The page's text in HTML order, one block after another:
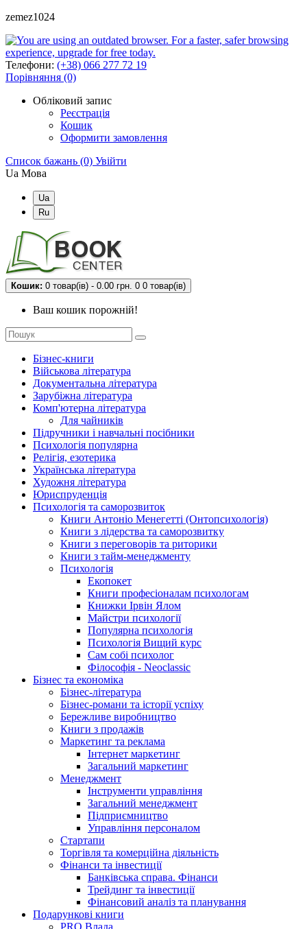
zemez1024
Телефони: (+38) 066 277 72 19
Порівняння (0)
Обліковий запис
Реєстрація
Кошик
Оформити замовлення
Список бажань (0) Увійти
Ua Мова
Ua
Ru
Кошик: 0 товар(ів) - 0.00 грн. 0 0 товар(ів)
Ваш кошик порожній!
Бізнес-книги
Військова література
Документальна література
Зарубіжна література
Комп'ютерна література
Для чайників
Підручники і навчальні посібники
Психологія популярна
Релігія, езотерика
Українська література
Художня література
Юриспруденція
Психологія та саморозвиток
Книги Антоніо Менегетті (Онтопсихологія)
Книги з лідерства та саморозвитку
Книги з переговорів та риторики
Книги з тайм-менеджменту
Психологія
Екопокет
Книги професіоналам психологам
Книжки Ірвін Ялом
Майстри психології
Популярна психологія
Психологія Вищий курс
Сам собі психолог
Філософія - Neoclassic
Бізнес та економіка
Бізнес-література
Бізнес-романи та історії успіху
Бережливе виробництво
Книги з продажів
Маркетинг та реклама
Інтернет маркетинг
Загальний маркетинг
Менеджмент
Інструменти управління
Загальний менеджмент
Підприємництво
Управління персоналом
Стартапи
Торгівля та комерційна діяльність
Фінанси та інвестиції
Банківська справа. Фінанси
Трейдинг та інвестиції
Фінансовий аналіз та планування
Подарункові книги
PRO Влада